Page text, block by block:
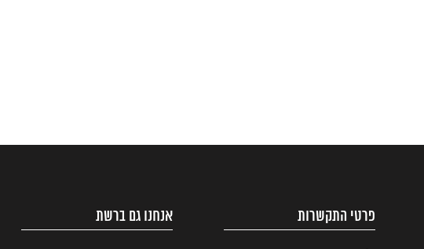
פרטי התקשרות אנחנו גם ברשת